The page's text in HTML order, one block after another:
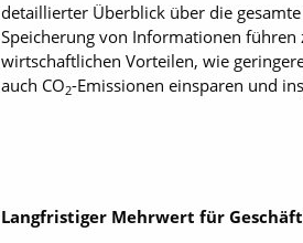
detaillierter Überblick über die
Speicherung von Informationen
wirtschaftlichen Vorteilen, wie
auch CO2-Emissionen einsparen und
Langfristiger Mehrwert für